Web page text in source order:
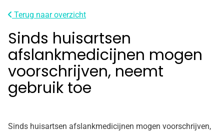
Terug naar overzicht
Sinds huisartsen
afslankmedicijnen mogen
voorschrijven, neemt
gebruik toe
Sinds huisartsen afslankmedicijnen mogen voorschrijven,